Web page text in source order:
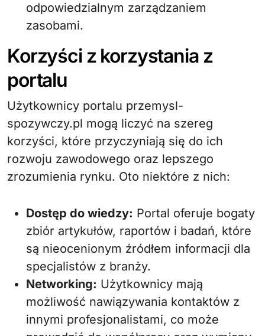
odpowiedzialnym zarządzaniem
zasobami.
Korzyści z korzystania z
portalu
Użytkownicy portalu przemysl-
spozywczy.pl mogą liczyć na szereg
korzyści, które przyczyniają się do ich
rozwoju zawodowego oraz lepszego
zrozumienia rynku. Oto niektóre z nich:
Dostęp do wiedzy: Portal oferuje bogaty
zbiór artykułów, raportów i badań, które
są nieocenionym źródłem informacji dla
specjalistów z branży.
Networking: Użytkownicy mają
możliwość nawiązywania kontaktów z
innymi profesjonalistami, co może